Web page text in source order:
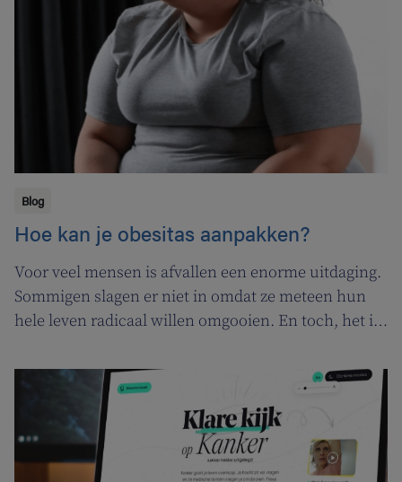
meedraagt en welke stappen je kunt ondernemen
als je drager blijkt te zijn van het BRCA1 of BRCA2-
Blog
Hoe kan je obesitas aanpakken?
Voor veel mensen is afvallen een enorme uitdaging.
Sommigen slagen er niet in omdat ze meteen hun
hele leven radicaal willen omgooien. En toch, het is
manier af te vallen en de strijd met obesitas aan te